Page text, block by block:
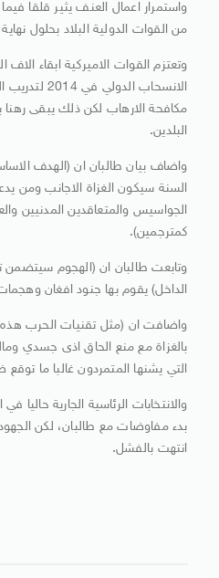
من القوات الدولية البلاد بحلول
وتعتزم القوات الاميركية ابقاء
الانسحاب
مكافحة الارهاب لكن ذلك يبقى رهنا
البلدين.
واضاف بيان طالبان ان (الهدف
السنة سيكون الغزاة الاجانب ومن
الجواسيس والمتعاقدين المدنيين
كمترجمين).
وتابعت طالبان ان (الهجوم سيتضمن
الداخل) يقوم بها جنود افغان
واضافت ان (مثل تقنيات الحرب هذه
بالغزاة مع منع الحاق اذى جسدي
التي يشنها المتمردون غالبا ما توقع
والانتخابات الرئاسية الجارية حاليا
بدء مفاوضات مع طالبان، لكن
انتهت بالفشل.